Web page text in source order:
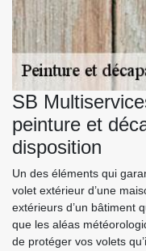
SB
peinture et
disposition
Un des éléments qui
volet extérieur d’une
extérieurs d’un bâtiment
que les aléas
de protéger vos volets